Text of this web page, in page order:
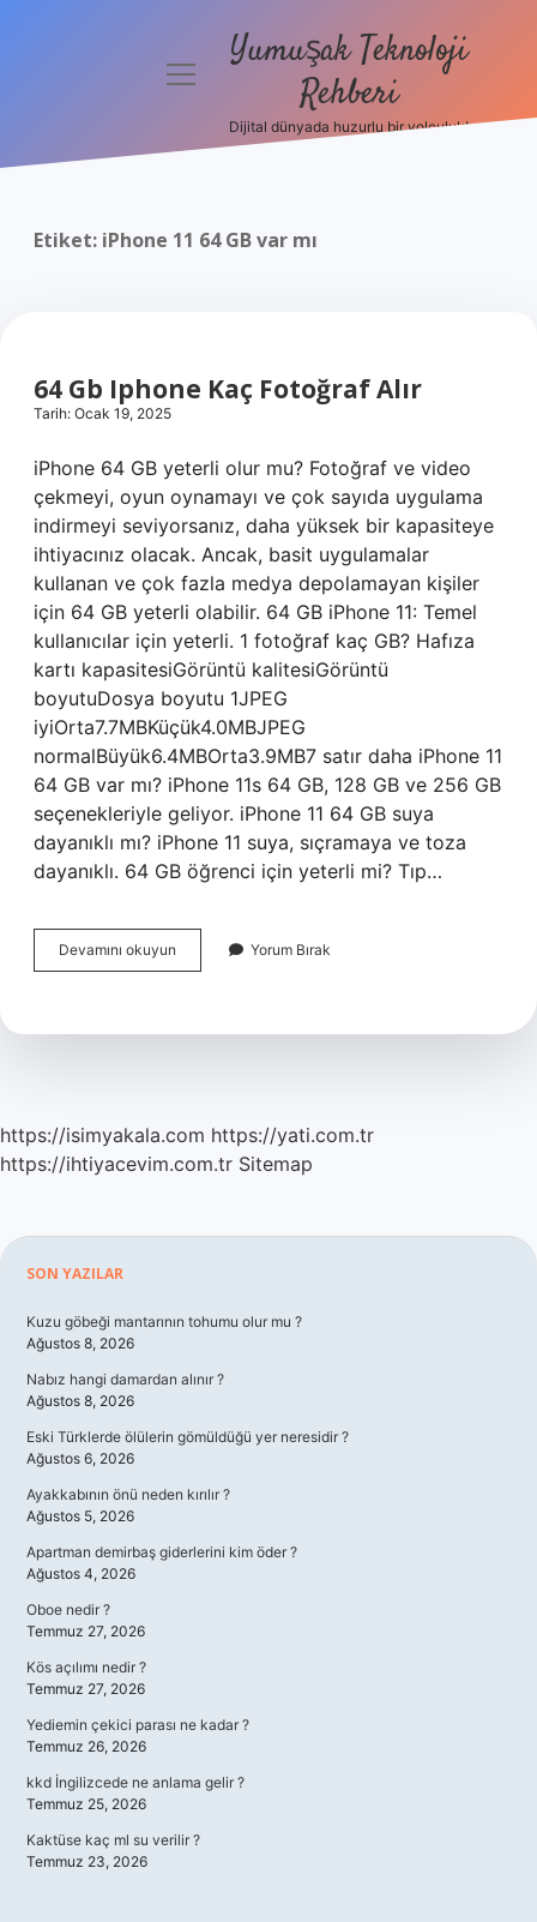
Politikası
menüyüYumuşak Teknoloji
Rehberi
Dijital dünyada huzurlu bir yolculuk!
Etiket: iPhone 11 64 GB var mı
64 Gb Iphone Kaç Fotoğraf Alır
Tarih: Ocak 19, 2025
iPhone 64 GB yeterli olur mu? Fotoğraf ve video
çekmeyi, oyun oynamayı ve çok sayıda uygulama
indirmeyi seviyorsanız, daha yüksek bir kapasiteye
ihtiyacınız olacak. Ancak, basit uygulamalar
kullanan ve çok fazla medya depolamayan kişiler
için 64 GB yeterli olabilir. 64 GB iPhone 11: Temel
kullanıcılar için yeterli. 1 fotoğraf kaç GB? Hafıza
kartı kapasitesiGörüntü kalitesiGörüntü
boyutuDosya boyutu 1JPEG
iyiOrta7.7MBKüçük4.0MBJPEG
normalBüyük6.4MBOrta3.9MB7 satır daha iPhone 11
64 GB var mı? iPhone 11s 64 GB, 128 GB ve 256 GB
seçenekleriyle geliyor. iPhone 11 64 GB suya
dayanıklı mı? iPhone 11 suya, sıçramaya ve toza
dayanıklı. 64 GB öğrenci için yeterli mi? Tıp…
Devamını okuyun
Gb
Fotoğraf
Yorum Bırak
https://isimyakala.com https://yati.com.tr
https://ihtiyacevim.com.tr Sitemap
Sidebar
SON YAZILAR
Kuzu göbeği mantarının tohumu olur mu ?
Ağustos 8, 2026
Nabız hangi damardan alınır ?
Ağustos 8, 2026
Eski Türklerde ölülerin gömüldüğü yer neresidir ?
Ağustos 6, 2026
Ayakkabının önü neden kırılır ?
Ağustos 5, 2026
Apartman demirbaş giderlerini kim öder ?
Ağustos 4, 2026
Oboe nedir ?
Temmuz 27, 2026
Kös açılımı nedir ?
Temmuz 27, 2026
Yediemin çekici parası ne kadar ?
Temmuz 26, 2026
kkd İngilizcede ne anlama gelir ?
Temmuz 25, 2026
Kaktüse kaç ml su verilir ?
Temmuz 23, 2026